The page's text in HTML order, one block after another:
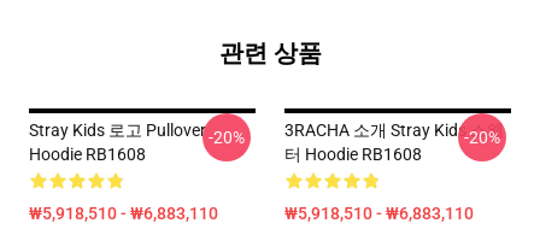
관련 상품
Stray Kids 로고 Pullover
Hoodie RB1608
₩5,918,510 - ₩6,883,110
-20%
3RACHA 소개 Stray Kids 스웨
터 Hoodie RB1608
₩5,918,510 - ₩6,883,110
-20%